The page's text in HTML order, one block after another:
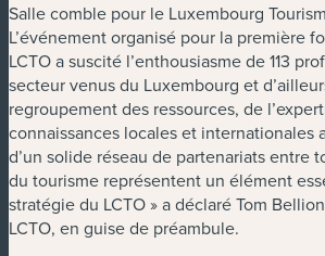
Salle comble pour le Luxembourg
L’événement organisé pour la première
LCTO a suscité l’enthousiasme de 113
secteur venus du Luxembourg et
regroupement des ressources, de
connaissances locales et internationales
d’un solide réseau de partenariats entre
du tourisme représentent un élément
stratégie du LCTO » a déclaré Tom
LCTO, en guise de préambule.